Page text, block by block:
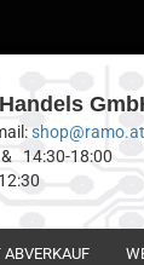
shop@ramo.at
14:30-18:00